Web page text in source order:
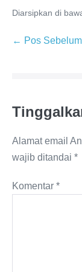
Diarsipkan di
← Pos
Alamat email
wajib ditandai *
Komentar *